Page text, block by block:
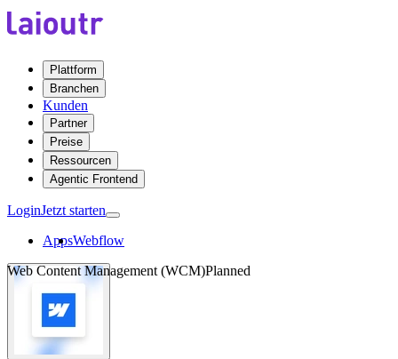
Plattform
Branchen
Kunden
Partner
Preise
Ressourcen
Agentic Frontend
LoginJetzt starten
AppsWebflow
Web Content Management (WCM)Planned